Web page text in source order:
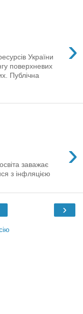
›
України
поверхневих
Публічна
›
заважає
з інфляцією
›